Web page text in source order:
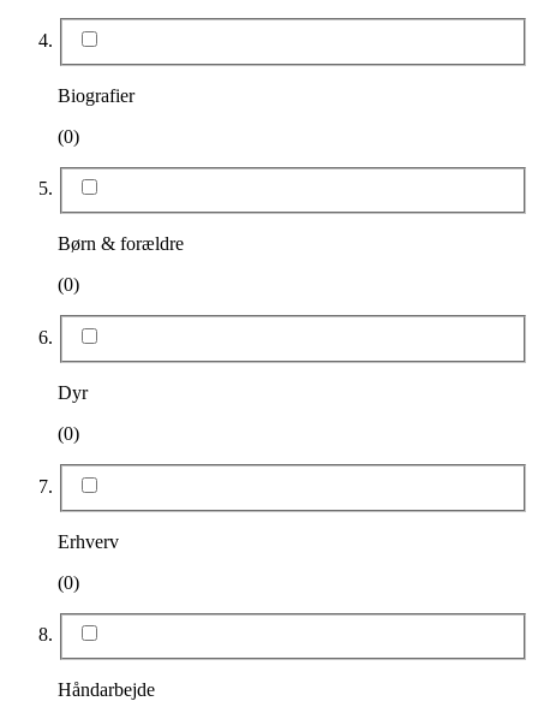
Biografier
(0)
Børn & forældre
(0)
Dyr
(0)
Erhverv
(0)
Håndarbejde